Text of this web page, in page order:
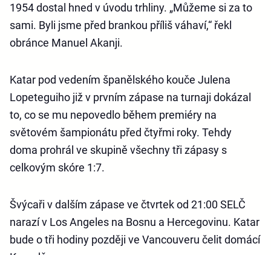
1954 dostal hned v úvodu trhliny. „Můžeme si za to
sami. Byli jsme před brankou příliš váhaví,“ řekl
obránce Manuel Akanji.
Katar pod vedením španělského kouče Julena
Lopeteguiho již v prvním zápase na turnaji dokázal
to, co se mu nepovedlo během premiéry na
světovém šampionátu před čtyřmi roky. Tehdy
doma prohrál ve skupině všechny tři zápasy s
celkovým skóre 1:7.
Švýcaři v dalším zápase ve čtvrtek od 21:00 SELČ
narazí v Los Angeles na Bosnu a Hercegovinu. Katar
bude o tři hodiny později ve Vancouveru čelit domácí